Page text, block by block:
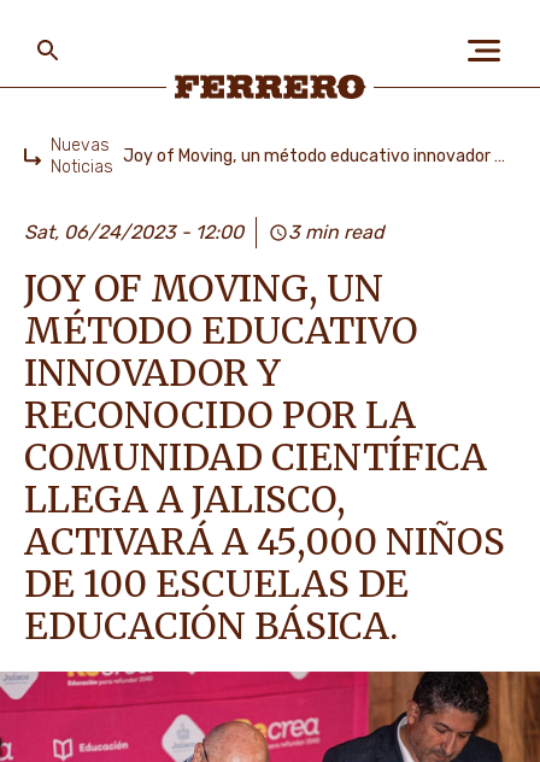
PERSONAS Y PLANETA
NUESTRAS MARCAS
EMPLEOS
NOTICIAS E HISTORIAS
main
content
Home
Nuevas
Noticias
Joy of Moving, un método educativo innovador y reconocido por la comunidad científica llega a Jalisco, activará a 45,000 niños de 100 escuelas de educación básica
Sat, 06/24/2023 - 12:00 3 min read
JOY OF MOVING, UN
MÉTODO EDUCATIVO
INNOVADOR Y
RECONOCIDO POR LA
COMUNIDAD CIENTÍFICA
LLEGA A JALISCO,
ACTIVARÁ A 45,000 NIÑOS
DE 100 ESCUELAS DE
EDUCACIÓN BÁSICA.